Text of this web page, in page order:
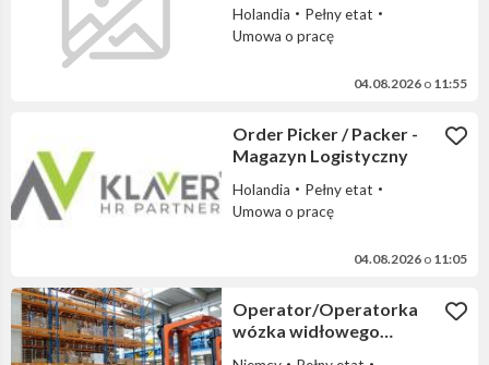
Holandia
Pełny etat
Umowa o pracę
04.08.2026 o 11:55
Order Picker / Packer -
Magazyn Logistyczny
Holandia
Pełny etat
Umowa o pracę
04.08.2026 o 11:05
Operator/Operatorka
wózka widłowego